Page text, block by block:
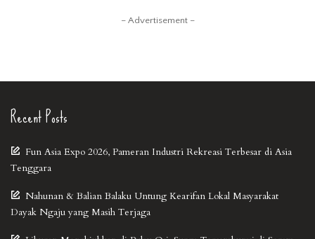
– Advertisement –
Recent Posts
Fun Asia Expo 2026, Pameran Industri Rekreasi Terbesar di Asia
Tenggara
Nahunan & Balian Balaku Untung Kearifan Lokal Masyarakat
Dayak Ngaju yang Masih Terjaga